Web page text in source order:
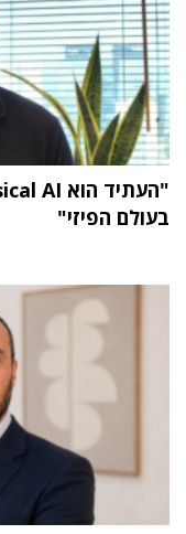
בעולם הפיזי"